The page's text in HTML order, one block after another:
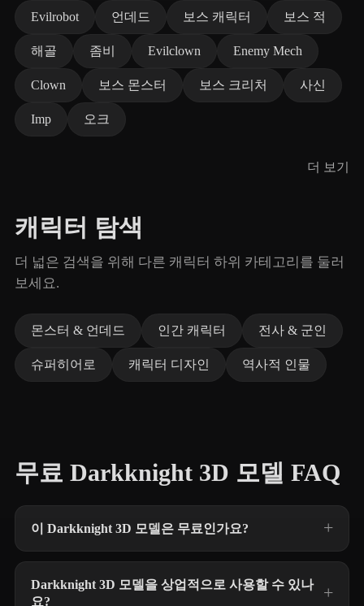
Evilrobot 언데드 보스 캐릭터 보스 적
해골 좀비 Evilclown Enemy Mech
Clown 보스 몬스터 보스 크리처 사신
Imp 오크
더 보기
캐릭터 탐색
더 넓은 검색을 위해 다른 캐릭터 하위 카테고리를 둘러
보세요.
몬스터 & 언데드 인간 캐릭터 전사 & 군인
슈퍼히어로 캐릭터 디자인 역사적 인물
무료 Darkknight 3D 모델 FAQ
이 Darkknight 3D 모델은 무료인가요?
Darkknight 3D 모델을 상업적으로 사용할 수 있나
요?